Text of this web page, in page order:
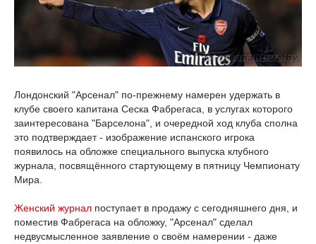
Лондонский "Арсенал" по-прежнему намерен удержать в
клубе своего капитана Сеска Фабрегаса, в услугах которого
заинтересована "Барселона", и очередной ход клуба сполна
это подтверждает - изображение испанского игрока
появилось на обложке специального выпуска клубного
журнала, посвящённого стартующему в пятницу Чемпионату
Мира.
Женский журнал поступает в продажу с сегодняшнего дня, и
поместив Фабрегаса на обложку, "Арсенал" сделал
недвусмысленное заявление о своём намерении - даже